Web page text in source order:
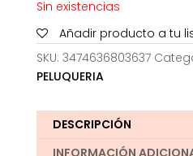
Sin existencias
Añadir producto a tu
SKU: 3474636803637
PELUQUERIA
DESCRIPCIÓN